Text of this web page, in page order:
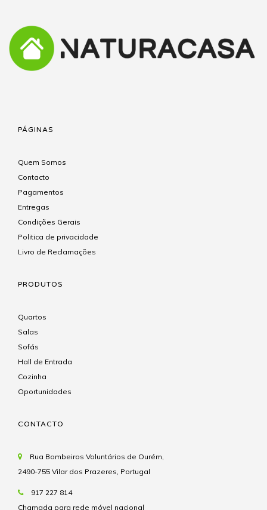
PÁGINAS
Quem Somos
Contacto
Pagamentos
Entregas
Condições Gerais
Politica de privacidade
Livro de Reclamações
PRODUTOS
Quartos
Salas
Sofás
Hall de Entrada
Cozinha
Oportunidades
CONTACTO
Rua Bombeiros Voluntários de Ourém,
2490-755 Vilar dos Prazeres, Portugal
917 227 814
Chamada para rede móvel nacional